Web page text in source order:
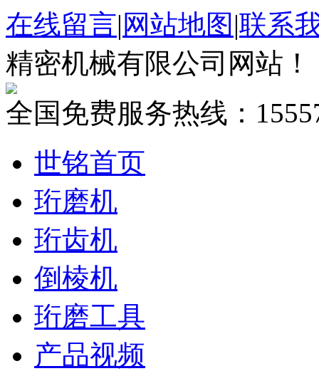
在线留言| 网站地图 |联系
精密机械有限公司网站！
全国免费服务热线：
世铭首页
珩磨机
珩齿机
倒棱机
珩磨工具
产品视频